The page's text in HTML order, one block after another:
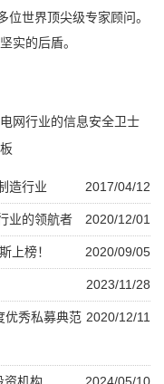
位世界顶尖级专家顾问。
实的后盾。
网行业的信息安全卫士
2017/04/12
造行业
2020/12/01
业的领航者
2020/09/05
上榜！
2023/11/28
2020/12/11
优秀私募典范
2024/05/10
资机构